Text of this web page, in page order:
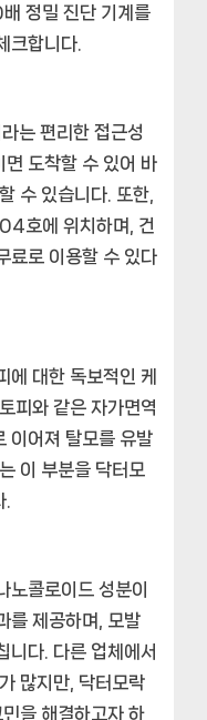
정밀 진단 기계를
크합니다.
는 편리한 접근성
도착할 수 있어 바
할 수 있습니다. 또한,
호에 위치하며, 건
료로 이용할 수 있다
에 대한 독보적인 케
피와 같은 자가면역
이어져 탈모를 유발
이 부분을 닥터모
노콜로이드 성분이
를 제공하며, 모발
니다. 다른 업체에서
많지만, 닥터모락
을 해결하고자 하